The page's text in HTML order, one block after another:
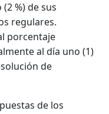
%) de sus
regulares.
porcentaje
al día uno (1)
de
de los